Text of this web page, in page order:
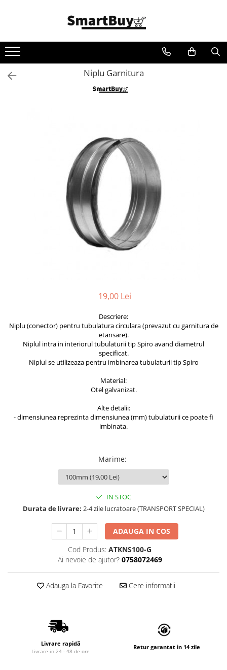
Aer Conditionat
Igienizare si intretinere AC
Pompe de condens
Tubulatura ventilatie
Fitinguri Tubulatura
Tub Flexibil Izolat
Tub Flexibil NeIzolat
Difuzoare Climatizare - Ventilatie
Difuzoare Jet
Grile Liniare Decorative
Produse Arhitecturale
Trape Acces
Izolatii Tehnice
Izolatie Placi
Accesorii
Niplu Garnitura
19,00 Lei
Descriere:
Niplu (conector) pentru tubulatura circulara (prevazut cu garnitura de
etansare).
Niplul intra in interiorul tubulaturii tip Spiro avand diametrul
specificat.
Niplul se utilizeaza pentru imbinarea tubulaturii tip Spiro
Material:
Otel galvanizat.
Alte detalii:
- dimensiunea reprezinta dimensiunea (mm) tubulaturii ce poate fi
imbinata.
Marime:
IN STOC
Durata de livrare: 2-4 zile lucratoare (TRANSPORT SPECIAL)
ADAUGA IN COS
Cod Produs: ATKNS100-G
Ai nevoie de ajutor? 0758072469
Adauga la Favorite Cere informatii
Livrare rapidă
Livrare in 24 - 48 de ore
Retur garantat in 14 zile